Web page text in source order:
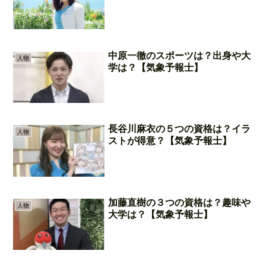
人物
中原一徹のスポーツは？出身や大
学は？【気象予報士】
人物
長谷川麻衣の５つの資格は？イラ
ストが得意？【気象予報士】
人物
加藤直樹の３つの資格は？趣味や
大学は？【気象予報士】